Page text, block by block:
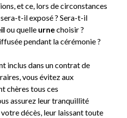
et ce, lors de circonstances
t-il exposé ? Sera-t-il
ou quelle urnechoisir ?
pendant la cérémonie ?
inclus dans un contrat de
vous évitez aux
chères tous ces
assurez leur tranquillité
décès, leur laissant toute